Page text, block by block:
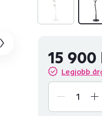
15 900
Legjobb